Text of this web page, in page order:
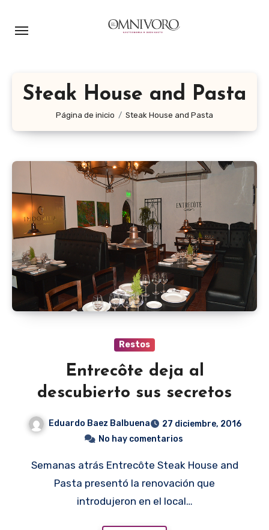
Steak House and Pasta
Página de inicio Steak House and Pasta
Restos
Entrecôte deja al
descubierto sus secretos
Eduardo Baez Balbuena
27 diciembre, 2016
No hay comentarios
Semanas atrás Entrecôte Steak House and
Pasta presentó la renovación que
introdujeron en el local…